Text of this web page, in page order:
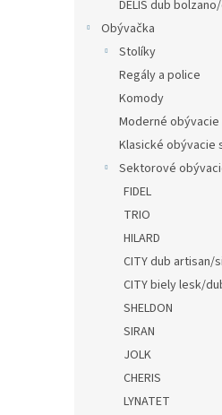
DELIS dub
Obývačka
Stolíky
Regály a police
Komody
Moderné
Klasické obývacie
Sektorové
FIDEL
TRIO
HILARD
CITY dub artisan/
CITY biely lesk/
SHELDON
SIRAN
JOLK
CHERIS
LYNATET